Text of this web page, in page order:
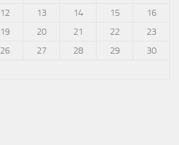
12 13 14 15
16
19 20 21 22
23
26 27 28 29
30